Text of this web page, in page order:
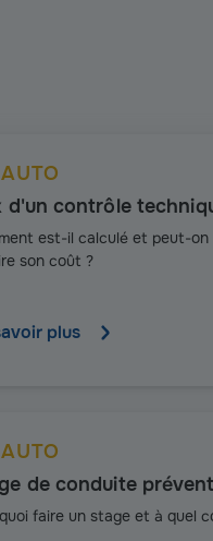
AUTO
d'un contrôle
est-il calculé et peut-on
son coût ?
plus
AUTO
de conduite
faire un stage et à quel